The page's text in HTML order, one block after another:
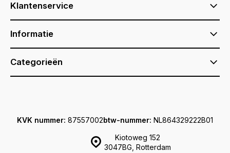
Klantenservice
Informatie
Categorieën
Kiotoweg 152
3047BG, Rotterdam
KVK nummer: 87557002btw-nummer: NL864329222B01